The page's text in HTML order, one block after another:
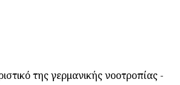
της γερμανικής νοοτροπίας -